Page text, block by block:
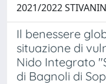
2021/2022
Il benessere
situazione di
Nido Integrato
di Bagnoli di